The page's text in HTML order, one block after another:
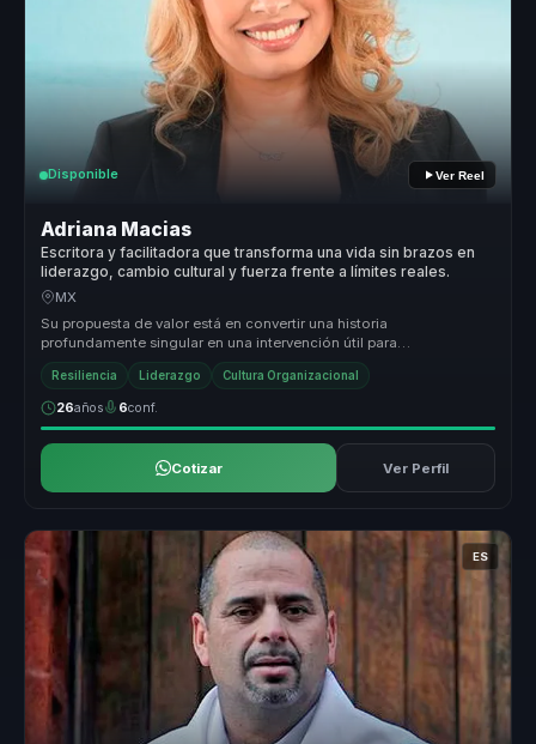
Disponible Ver Reel
Adriana Macias
Escritora y facilitadora que transforma una vida sin brazos en
liderazgo, cambio cultural y fuerza frente a límites reales.
MX
Su propuesta de valor está en convertir una historia
profundamente singular en una intervención útil para
organizaciones. Adriana traduce...
Resiliencia Liderazgo Cultura Organizacional
26años 6conf.
Cotizar Ver Perfil
ES